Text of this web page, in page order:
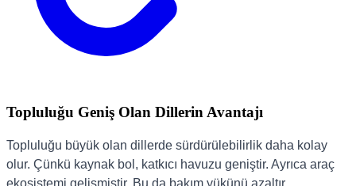
Topluluğu Geniş Olan Dillerin Avantajı
Topluluğu büyük olan dillerde sürdürülebilirlik daha kolay
olur. Çünkü kaynak bol, katkıcı havuzu geniştir. Ayrıca araç